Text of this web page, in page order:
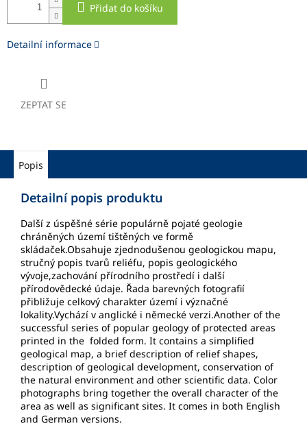
Přidat do košíku
Detailní informace
ZEPTAT SE
Popis
Detailní popis produktu
Další z úspěšné série populárně pojaté geologie
chráněných území tištěných ve formě
skládaček.Obsahuje zjednodušenou geologickou mapu,
stručný popis tvarů reliéfu, popis geologického
vývoje,zachování přírodního prostředí i další
přírodovědecké údaje. Řada barevných fotografií
přibližuje celkový charakter území i význačné
lokality.Vychází v anglické i německé verzi.Another of the
successful series of popular geology of protected areas
printed in the folded form. It contains a simplified
geological map, a brief description of relief shapes,
description of geological development, conservation of
the natural environment and other scientific data. Color
photographs bring together the overall character of the
area as well as significant sites. It comes in both English
and German versions.